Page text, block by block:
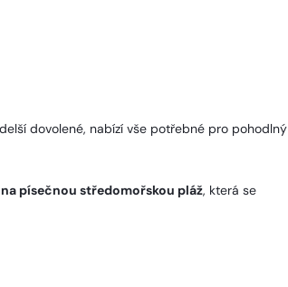
dovolené, nabízí vše potřebné pro pohodlný
písečnou středomořskou pláž, která se